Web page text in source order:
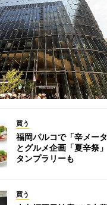
買う
福岡パルコで「辛メータ
とグルメ企画「夏辛祭
タンプラリーも
買う